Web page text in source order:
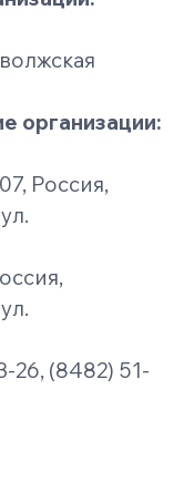
организации:
Россия,
26, (8482) 51-